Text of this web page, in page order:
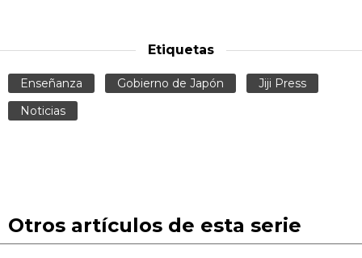
Etiquetas
Enseñanza Gobierno de Japón
Jiji Press
Noticias
Otros artículos de esta serie